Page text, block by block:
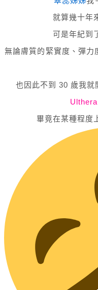
就算幾十年
可是年紀到
無論膚質的緊實度、彈力
也因此不到 30 歲我就
畢竟在某種程度